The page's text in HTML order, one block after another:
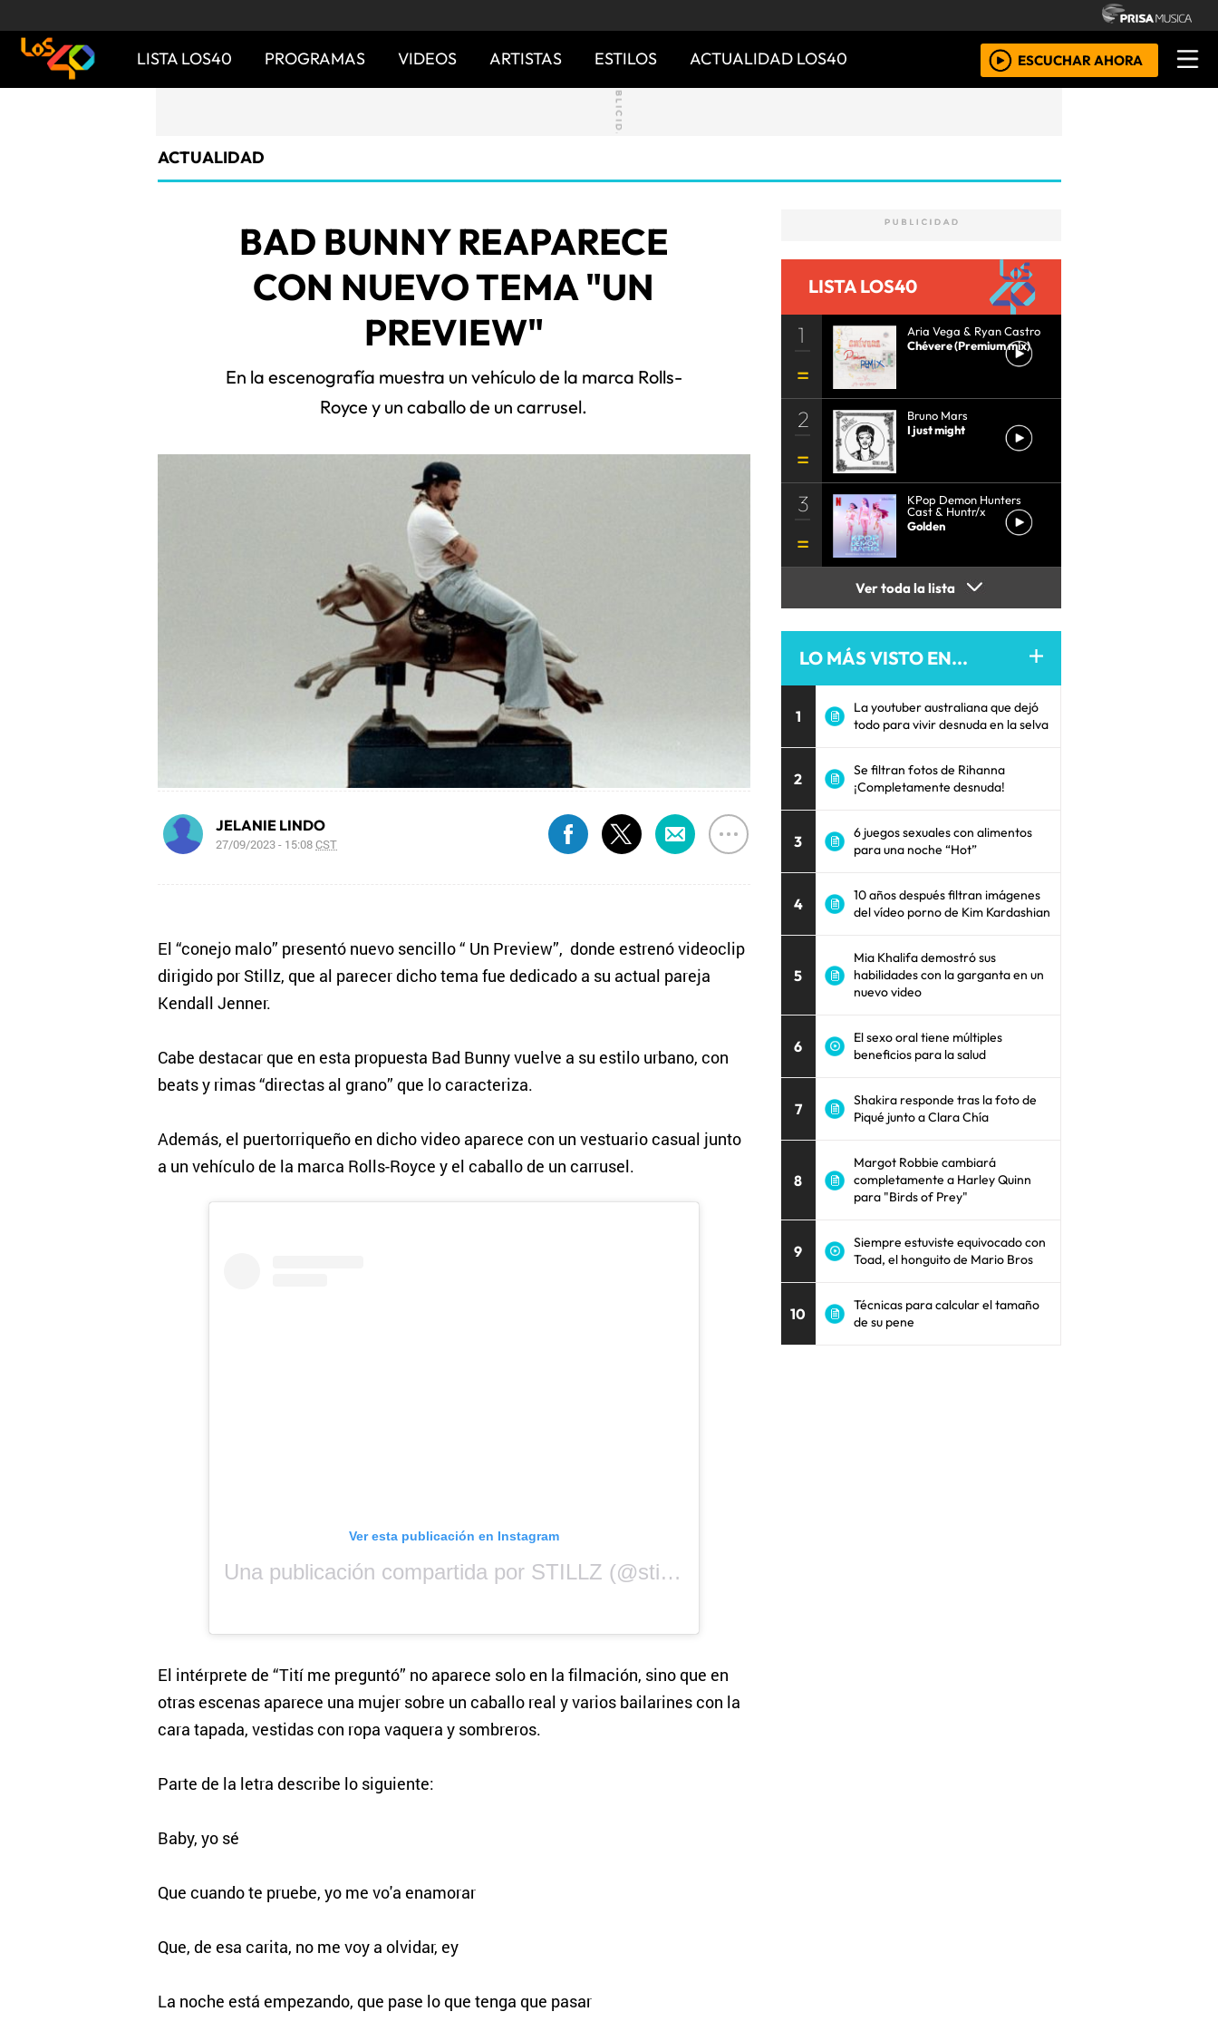
LISTA LOS40 PROGRAMAS VIDEOS ARTISTAS ESTILOS ACTUALIDAD LOS40 ESCUCHAR AHORA
ACTUALIDAD
BAD BUNNY REAPARECE
CON NUEVO TEMA "UN
PREVIEW"
En la escenografía muestra un vehículo de la marca Rolls-
Royce y un caballo de un carrusel.
JELANIE LINDO
27/09/2023 - 15:08CST
El “conejo malo” presentó nuevo sencillo “ Un Preview”, donde estrenó videoclip
dirigido por Stillz, que al parecer dicho tema fue dedicado a su actual pareja
Kendall Jenner.
Cabe destacar que en esta propuesta Bad Bunny vuelve a su estilo urbano, con
beats y rimas “directas al grano” que lo caracteriza.
Además, el puertorriqueño en dicho video aparece con un vestuario casual junto
a un vehículo de la marca Rolls-Royce y el caballo de un carrusel.
Ver esta publicación en Instagram
Una publicación compartida por STILLZ (@stillz)
El intérprete de “Tití me preguntó” no aparece solo en la filmación, sino que en
otras escenas aparece una mujer sobre un caballo real y varios bailarines con la
cara tapada, vestidas con ropa vaquera y sombreros.
Parte de la letra describe lo siguiente:
Baby, yo sé
Que cuando te pruebe, yo me vo'a enamorar
Que, de esa carita, no me voy a olvidar, ey
La noche está empezando, que pase lo que tenga que pasar
LISTA LOS40
1
Aria Vega & Ryan Castro
Chévere (Premium mix)
2
Bruno Mars
I just might
3
KPop Demon Hunters
Cast & Huntr/x
Golden
Ver toda la lista
LO MÁS VISTO EN...
1
La youtuber australiana que dejó
todo para vivir desnuda en la selva
2
Se filtran fotos de Rihanna
¡Completamente desnuda!
3
6 juegos sexuales con alimentos
para una noche “Hot”
4
10 años después filtran imágenes
del vídeo porno de Kim Kardashian
5
Mia Khalifa demostró sus
habilidades con la garganta en un
nuevo video
6
El sexo oral tiene múltiples
beneficios para la salud
7
Shakira responde tras la foto de
Piqué junto a Clara Chía
8
Margot Robbie cambiará
completamente a Harley Quinn
para "Birds of Prey"
9
Siempre estuviste equivocado con
Toad, el honguito de Mario Bros
10
Técnicas para calcular el tamaño
de su pene